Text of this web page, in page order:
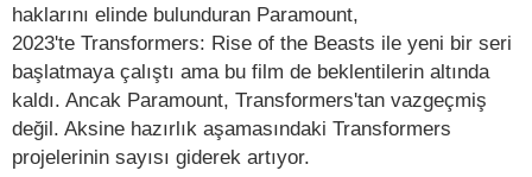
haklarını elinde bulunduran Paramount,
2023'te Transformers: Rise of the Beasts ile yeni bir seri
başlatmaya çalıştı ama bu film de beklentilerin altında
kaldı. Ancak Paramount, Transformers'tan vazgeçmiş
değil. Aksine hazırlık aşamasındaki Transformers
projelerinin sayısı giderek artıyor.